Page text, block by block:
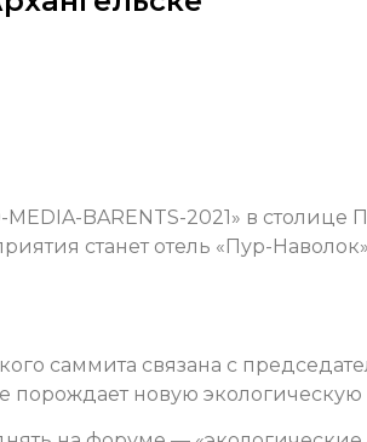
BARENTS-2021» в столице
станет отель «Пур-
саммита связана с
порождает новую экологическую